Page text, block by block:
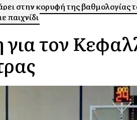
στην κορυφή της βαθμολογίας
παιχνίδι
για τον